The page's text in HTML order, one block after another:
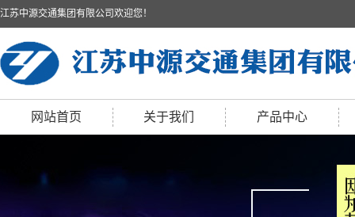
江苏中源交通集团有限公司欢迎您！
网站首页 关于我们 产品中心